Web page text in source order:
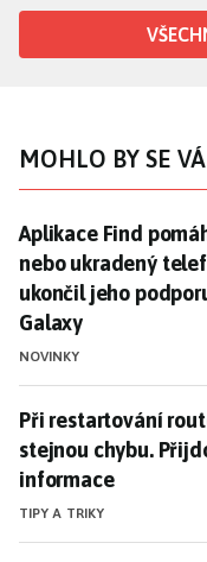
MOHLO BY SE
Aplikace Find
Aplikace Find
nebo ukradený
ukončil jeho
Galaxy
NOVINKY
Při restartování
Při restartování
stejnou chybu.
informace
TIPY A TRIKY